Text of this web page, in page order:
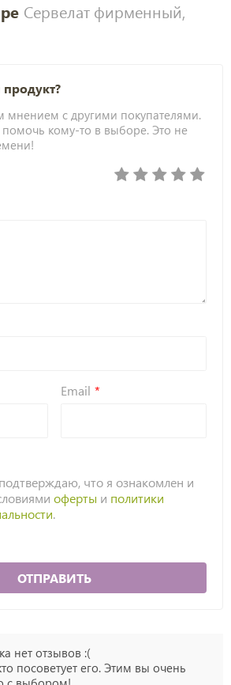
Сервелат фирменный,
мнением с другими покупателями.
кому-то в выборе. Это не
Email
что я ознакомлен и
оферты и политики
.
ОТПРАВИТЬ
нет отзывов :(
посоветует его. Этим вы очень